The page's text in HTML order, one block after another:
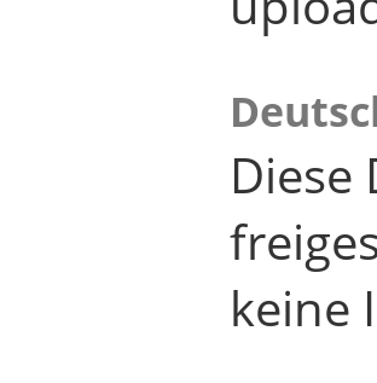
keine